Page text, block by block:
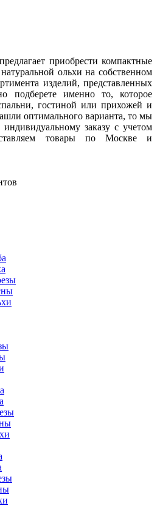
приобрести компактные
ольхи на собственном
изделий, представленных
подберете именно то, которое
гостиной или прихожей и
оптимального варианта, то мы
заказу с учетом
товары по Москве и